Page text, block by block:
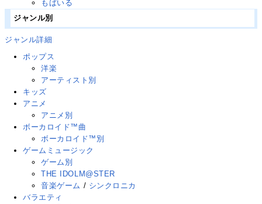
もばいる
ジャンル別
ジャンル詳細
ポップス
洋楽
アーティスト別
キッズ
アニメ
アニメ別
ボーカロイド™曲
ボーカロイド™別
ゲームミュージック
ゲーム別
THE IDOLM@STER
音楽ゲーム / シンクロニカ
バラエティ